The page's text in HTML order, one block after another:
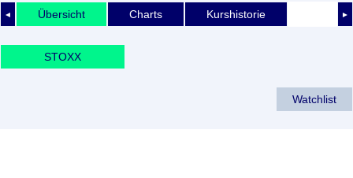
◄ ►
Übersicht Charts Kurshistorie
STOXX
Watchlist